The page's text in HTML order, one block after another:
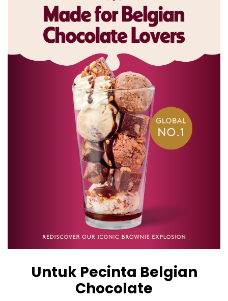
Untuk Pecinta Belgian
Chocolate